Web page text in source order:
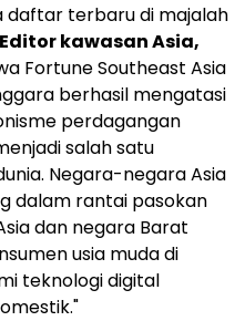
daftar terbaru di majalah
Editor kawasan Asia,
Fortune Southeast Asia
berhasil mengatasi
perdagangan
salah satu
Negara-negara Asia
dalam rantai pasokan
dan negara Barat
usia muda di
teknologi digital